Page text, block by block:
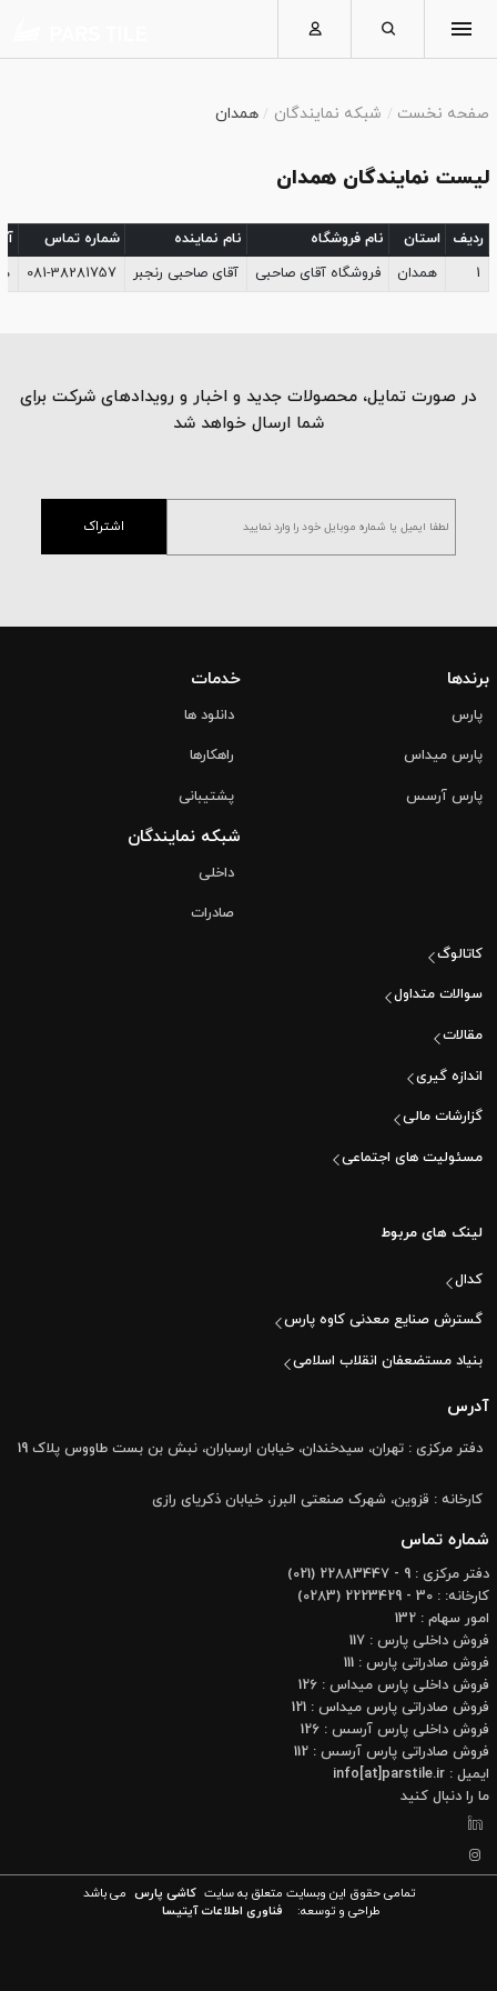
صفحه نخست شبکه نمایندگان همدان
لیست نمایندگان همدان
ردیف استان نام فروشگاه نام نماینده شماره تماس
1
همدان فروشگاه آقای صاحبی آقای صاحبی رنجبر 081-38281757
در صورت تمایل، محصولات جدید و اخبار و رویدادهای شرکت برای
شما ارسال خواهد شد
اشتراک
برندها
پارس
پارس میداس
پارس آرسس
خدمات
دانلود ها
راهکارها
پشتیبانی
شبکه نمایندگان
داخلی
صادرات
کاتالوگ
سوالات متداول
مقالات
اندازه گیری
گزارشات مالی
مسئولیت های اجتماعی
لینک های مربوط
کدال
گسترش صنایع معدنی کاوه پارس
بنیاد مستضعفان انقلاب اسلامی
آدرس
دفتر مرکزی : تهران، سیدخندان، خیابان ارسباران، نبش بن بست طاووس پلاک 19
کارخانه : قزوین، شهرک صنعتی البرز، خیابان ذکریای رازی
شماره تماس
دفتر مرکزی : 9 - 22883447 (021)
کارخانه: : 30 - 2223429 (0283)
امور سهام : 132
فروش داخلی پارس : 117
فروش صادراتی پارس : 111
فروش داخلی پارس میداس : 126
فروش صادراتی پارس میداس : 121
فروش داخلی پارس آرسس : 126
فروش صادراتی پارس آرسس : 112
ایمیل : info[at]parstile.ir
ما را دنبال کنید
تمامی حقوق این وبسایت متعلق به سایت کاشی پارس می باشد
طراحی و توسعه:
فناوری اطلاعات آیتیسا